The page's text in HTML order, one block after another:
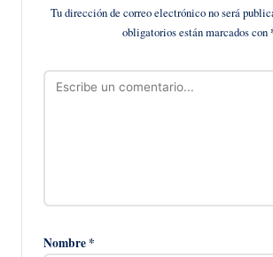
Tu dirección de correo electrónico no será
obligatorios están marcados con
Nombre*